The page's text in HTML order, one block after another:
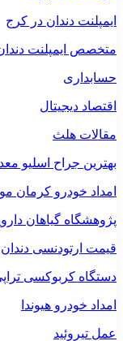
ایمپلنت دندان در کرج
متخصص ایمپلنت
حسابداری
اقتصاد دیجیتال
مقالات هلث
بهترین جراح اسلیو
امداد خودرو کرمان
پژوهشگاه گیاهان
قیمت ارتودنسی دندان
دستگاه کربوکسی
امداد خودرو هیوندا
عمل تیروئید